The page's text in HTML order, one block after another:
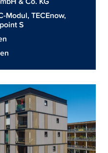
Modul,TECEnow,
S